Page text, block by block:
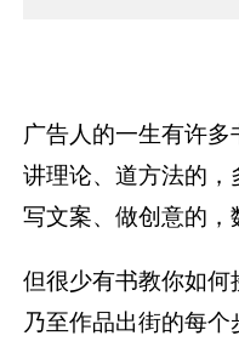
广告人的一生有许
讲理论、道方法的，
写文案、做创意的，
但很少有书教你如
乃至作品出街的每个